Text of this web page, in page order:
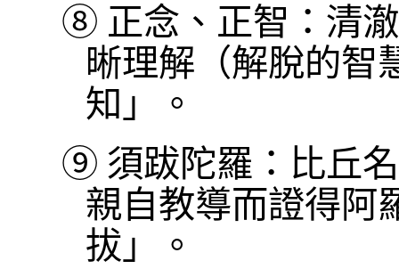
⑧ 正念、正智：清
晰理解（解脫的智
知」。
⑨ 須跋陀羅：比丘
親自教導而證得阿
拔」。